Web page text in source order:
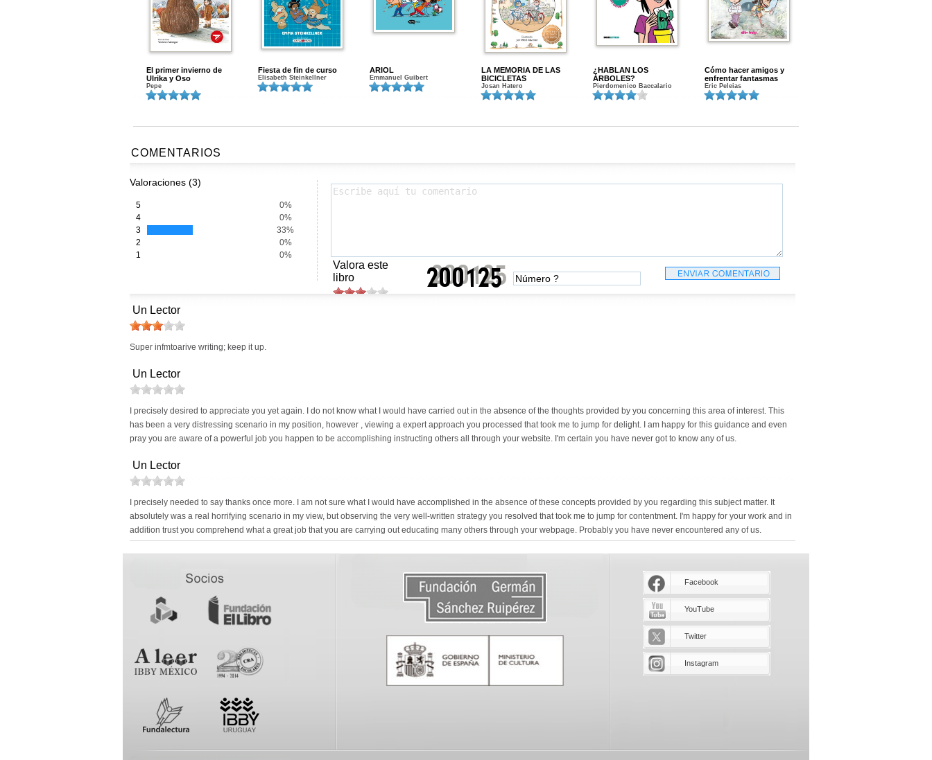
El primer invierno de
Ulrika y Oso
Pepe
Fiesta de fin de curso
Elisabeth Steinkellner
ARIOL
Emmanuel Guibert
LA MEMORIA DE LAS
BICICLETAS
Josan Hatero
¿HABLAN LOS
ÁRBOLES?
Pierdomenico Baccalario
Cómo hacer amigos y
enfrentar fantasmas
Eric Peleias
COMENTARIOS
Valoraciones (3)
5
0%
4
0%
3
33%
2
0%
1
0%
Valora este
libro
Un Lector
Super infmtoarive writing; keep it up.
Un Lector
I precisely desired to appreciate you yet again. I do not know what I would have carried out in the absence of the thoughts provided by you concerning this area of interest. This
has been a very distressing scenario in my position, however , viewing a expert approach you processed that took me to jump for delight. I am happy for this guidance and even
pray you are aware of a powerful job you happen to be accomplishing instructing others all through your website. I'm certain you have never got to know any of us.
Un Lector
I precisely needed to say thanks once more. I am not sure what I would have accomplished in the absence of these concepts provided by you regarding this subject matter. It
absolutely was a real horrifying scenario in my view, but observing the very well-written strategy you resolved that took me to jump for contentment. I'm happy for your work and in
addition trust you comprehend what a great job that you are carrying out educating many others through your webpage. Probably you have never encountered any of us.
Facebook
YouTube
Twitter
Instagram